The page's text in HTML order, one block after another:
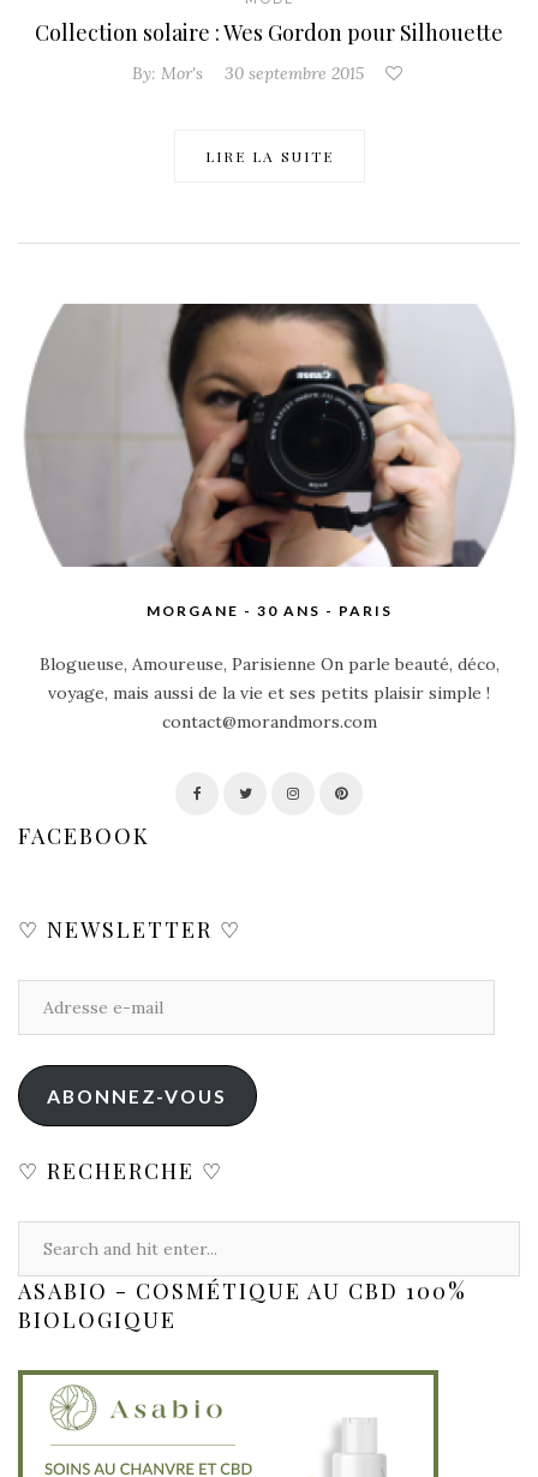
Collection solaire : Wes Gordon pour Silhouette
By: Mor's 30 septembre 2015
LIRE LA SUITE
MORGANE - 30 ANS - PARIS
Blogueuse, Amoureuse, Parisienne On parle beauté, déco,
voyage, mais aussi de la vie et ses petits plaisir simple !
contact@morandmors.com
FACEBOOK
♡ NEWSLETTER ♡
ABONNEZ-VOUS
♡ RECHERCHE ♡
ASABIO - COSMÉTIQUE AU CBD 100%
BIOLOGIQUE